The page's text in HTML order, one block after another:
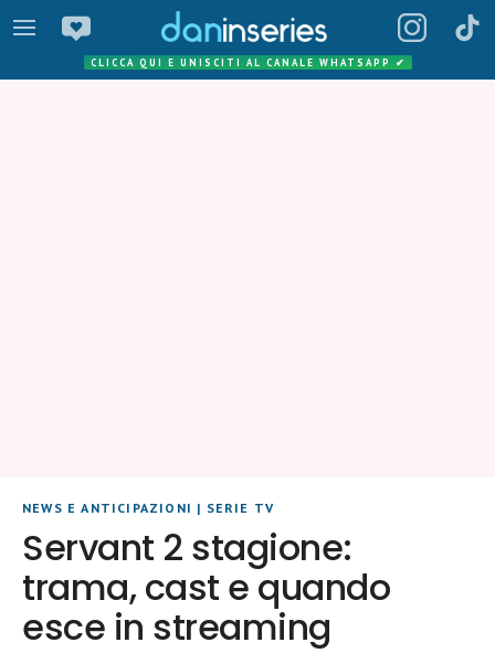
CLICCA QUI E UNISCITI AL CANALE WHATSAPP ✔
NEWS E ANTICIPAZIONI | SERIE TV
Servant 2 stagione:
trama, cast e quando
esce in streaming